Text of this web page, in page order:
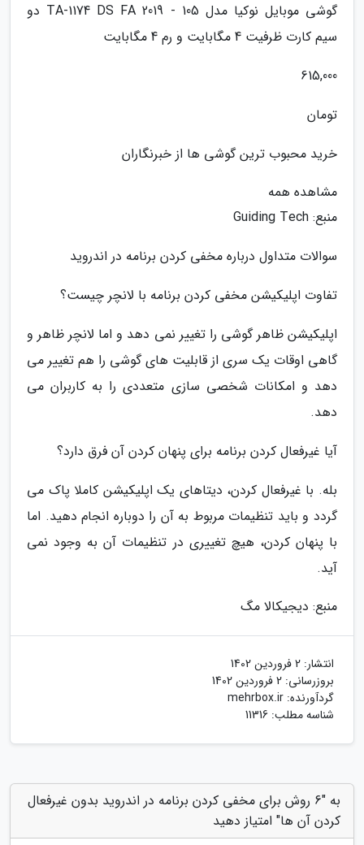
گوشی موبایل نوکیا مدل 105 - 2019 TA-1174 DS FA دو
سیم کارت ظرفیت 4 مگابایت و رم 4 مگابایت
615,000
تومان
خرید محبوب ترین گوشی ها از خبرنگاران
مشاهده همه
منبع: Guiding Tech
سوالات متداول درباره مخفی کردن برنامه در اندروید
تفاوت اپلیکیشن مخفی کردن برنامه با لانچر چیست؟
اپلیکیشن ظاهر گوشی را تغییر نمی دهد و اما لانچر ظاهر و
گاهی اوقات یک سری از قابلیت های گوشی را هم تغییر می
دهد و امکانات شخصی سازی متعددی را به کاربران می
دهد.
آیا غیرفعال کردن برنامه برای پنهان کردن آن فرق دارد؟
بله. با غیرفعال کردن، دیتاهای یک اپلیکیشن کاملا پاک می
گردد و باید تنظیمات مربوط به آن را دوباره انجام دهید. اما
با پنهان کردن، هیچ تغییری در تنظیمات آن به وجود نمی
آید.
منبع: دیجیکالا مگ
انتشار: 2 فروردین 1402
بروزرسانی: 2 فروردین 1402
گردآورنده: mehrbox.ir
شناسه مطلب: 11316
به "6 روش برای مخفی کردن برنامه در اندروید بدون غیرفعال
کردن آن ها" امتیاز دهید